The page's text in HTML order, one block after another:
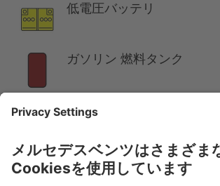
低電圧バッテリ
ガソリン 燃料タンク
注意:詳しくは、 レスキューガイドライン